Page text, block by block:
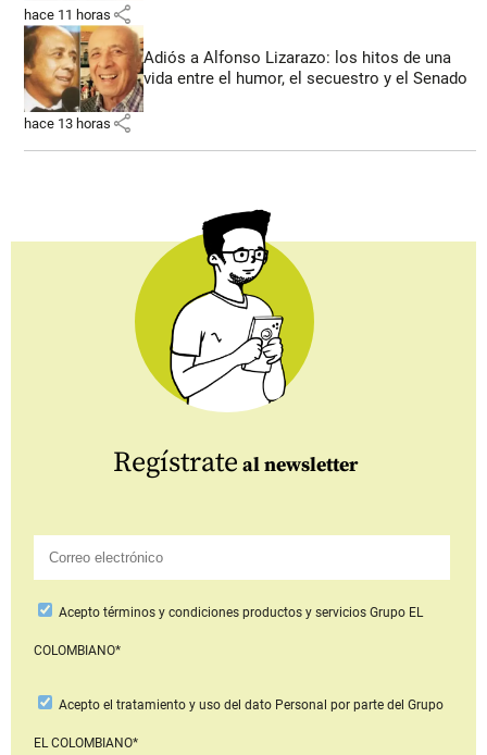
hace 11 horas share
Adiós a Alfonso Lizarazo: los hitos de una
vida entre el humor, el secuestro y el Senado
hace 13 horas share
Regístrate al newsletter
Aceptotérminos y condiciones productos y serviciosGrupo EL
COLOMBIANO*
Acepto el tratamiento y uso del dato Personal por parte del Grupo
EL COLOMBIANO*